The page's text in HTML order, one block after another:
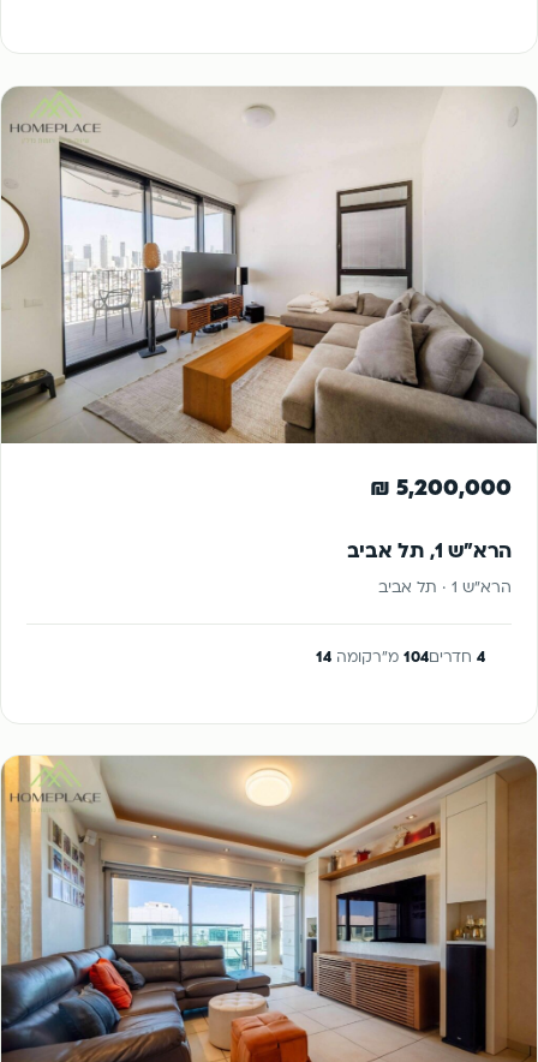
5,200,000 ₪
הרא"ש 1, תל אביב
הרא"ש 1 · תל אביב
4 חדרים104 מ"רקומה14